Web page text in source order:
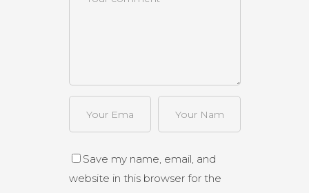
Save my name, email, and
website in this browser for the